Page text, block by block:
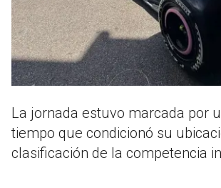
La jornada estuvo marcada por
tiempo que condicionó su
clasificación de la competencia